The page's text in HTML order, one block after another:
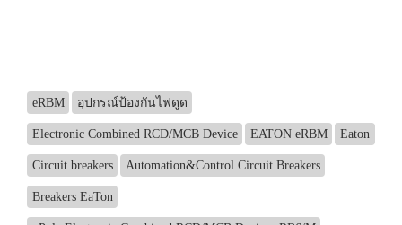
eRBM อุปกรณ์ป้องกันไฟดูด
Electronic Combined RCD/MCB Device EATON eRBM Eaton
Circuit breakers Automation&Control Circuit Breakers
Breakers EaTon